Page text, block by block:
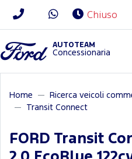
Chiuso
AUTOTEAM
Concessionaria
Home Ricerca veicoli
Transit Connect
FORD Transit